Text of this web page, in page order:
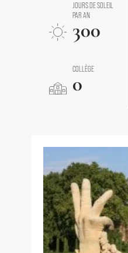
JOURS DE SOLEIL
PAR AN
300
COLLÈGE
0